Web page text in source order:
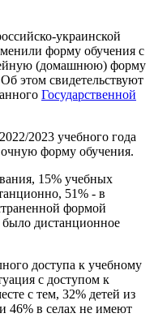
украинской
форму обучения с
(домашнюю) форму
этом свидетельствуют
Государственной
2023 учебного года
очную форму обучения.
15% учебных
51% - в
формой
дистанционное
доступа к учебному
с доступом к
с тем, 32% детей из
46% в селах не имеют